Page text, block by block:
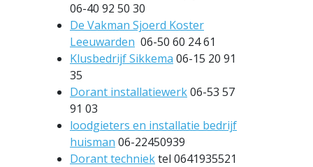
06-40 92 50 30
De Vakman Sjoerd Koster
Leeuwarden 06-50 60 24 61
Klusbedrijf Sikkema 06-15 20 91
35
Dorant installatiewerk06-53 57
91 03
loodgieters en installatie bedrijf
huisman 06-22450939
Dorant techniektel 0641935521